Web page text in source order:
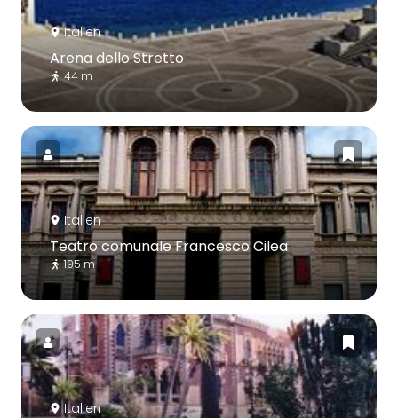
Italien
Arena dello Stretto
44 m
Italien
Teatro comunale Francesco Cilea
195 m
Italien